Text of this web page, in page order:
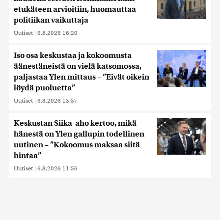
etukäteen arvioitiin, huomauttaa
politiikan vaikuttaja
Uutiset | 6.8.2026 16:20
Iso osa keskustaa ja kokoomusta
äänestäneistä on vielä katsomossa,
paljastaa Ylen mittaus – ”Eivät oikein
löydä puoluetta”
Uutiset | 6.8.2026 15:57
Keskustan Siika-aho kertoo, mikä
hänestä on Ylen gallupin todellinen
uutinen – ”Kokoomus maksaa siitä
hintaa”
Uutiset | 6.8.2026 11:56